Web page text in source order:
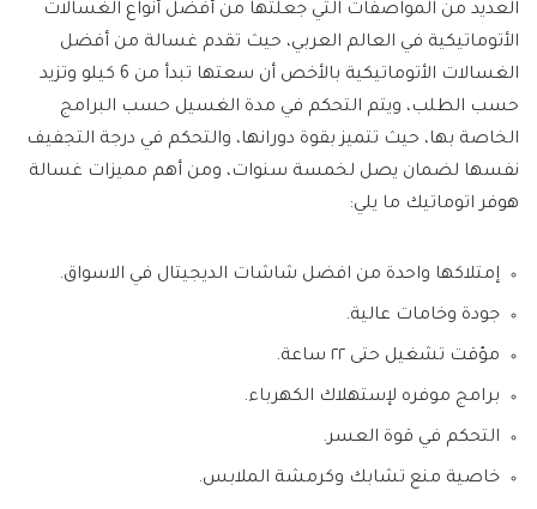
العديد من المواصفات التي جعلتها من أفضل أنواع الغسالات
الأتوماتيكية في العالم العربي، حيث تقدم غسالة من أفضل
الغسالات الأتوماتيكية بالأخص أن سعتها تبدأ من 6 كيلو وتزيد
حسب الطلب، ويتم التحكم في مدة الغسيل حسب البرامج
الخاصة بها، حيث تتميز بقوة دورانها، والتحكم في درجة التجفيف
نفسها لضمان يصل لخمسة سنوات، ومن أهم مميزات غسالة
هوفر اتوماتيك ما يلي:
إمتلاكها واحدة من افضل شاشات الديجيتال في الاسواق.
جودة وخامات عالية.
مؤقت تشغيل حتى ٢٢ ساعة.
برامج موفره لإستهلاك الكهرباء.
التحكم في قوة العسر.
خاصية منع تشابك وكرمشة الملابس.